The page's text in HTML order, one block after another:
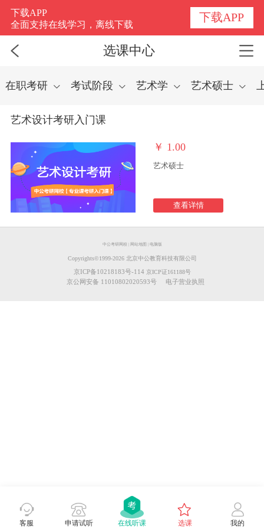
在职考研 考试阶段 艺术学 艺术硕士
艺术设计考研入门课
￥ 1.00
艺术硕士
查看详情
下载APP
全面支持在线学习，离线下载
下载APP
选课中心
中公考研网校| 网站地图 | 电脑版
Copyrights©️1999-2026北京中公教育科技有限公司
京ICP备10218183号-114 京ICP证161188号
京公网安备 11010802020593号 电子营业执照
客服 申请试听 在线听课 选课 我的